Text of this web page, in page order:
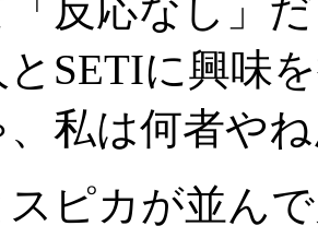
「反応なし」
SETIに興味
私は何者や
スピカが並ん